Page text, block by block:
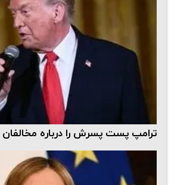
ترامپ پست پسرش را درباره مخالفان